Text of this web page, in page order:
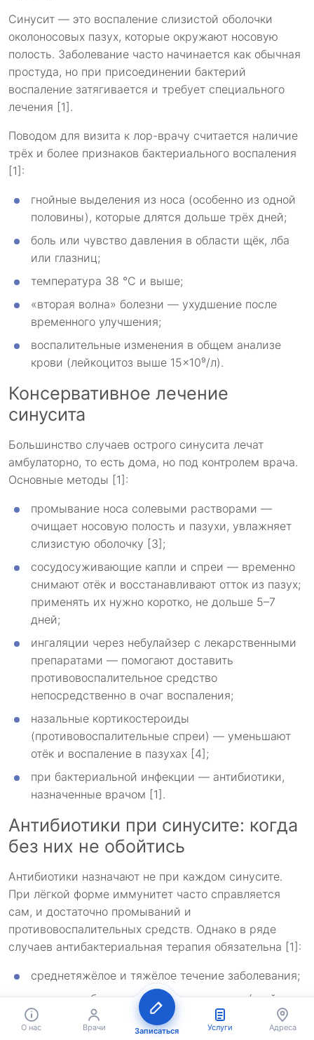
Синусит — это воспаление слизистой оболочки
околоносовых пазух, которые окружают носовую
полость. Заболевание часто начинается как обычная
простуда, но при присоединении бактерий
воспаление затягивается и требует специального
лечения [1].
Поводом для визита к лор-врачу считается наличие
трёх и более признаков бактериального воспаления
[1]:
гнойные выделения из носа (особенно из одной
половины), которые длятся дольше трёх дней;
боль или чувство давления в области щёк, лба
или глазниц;
температура 38 °C и выше;
«вторая волна» болезни — ухудшение после
временного улучшения;
воспалительные изменения в общем анализе
крови (лейкоцитоз выше 15×10⁹/л).
Консервативное лечение
синусита
Большинство случаев острого синусита лечат
амбулаторно, то есть дома, но под контролем врача.
Основные методы [1]:
промывание носа солевыми растворами —
очищает носовую полость и пазухи, увлажняет
слизистую оболочку [3];
сосудосуживающие капли и спреи — временно
снимают отёк и восстанавливают отток из пазух;
применять их нужно коротко, не дольше 5–7
дней;
ингаляции через небулайзер с лекарственными
препаратами — помогают доставить
противовоспалительное средство
непосредственно в очаг воспаления;
назальные кортикостероиды
(противовоспалительные спреи) — уменьшают
отёк и воспаление в пазухах [4];
при бактериальной инфекции — антибиотики,
назначенные врачом [1].
Антибиотики при синусите: когда
без них не обойтись
Антибиотики назначают не при каждом синусите.
При лёгкой форме иммунитет часто справляется
сам, и достаточно промываний и
противовоспалительных средств. Однако в ряде
случаев антибактериальная терапия обязательна [1]:
среднетяжёлое и тяжёлое течение заболевания;
симптомы бактериального воспаления (гной,
температура выше 38 °C) сохраняются дольше
5–7 дней;
О нас Врачи Записаться Услуги Адреса